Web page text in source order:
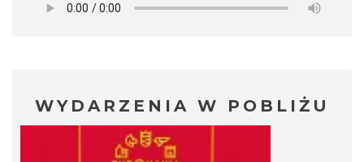
WYDARZENIA W POBLIŻU